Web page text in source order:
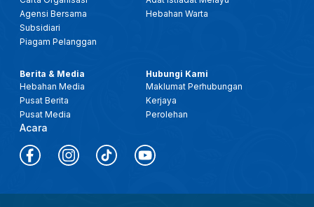
Agensi Bersama
Subsidiari
Piagam Pelanggan
Hebahan Warta
Berita & Media
Hebahan Media
Pusat Berita
Pusat Media
Acara
Hubungi Kami
Maklumat Perhubungan
Kerjaya
Perolehan